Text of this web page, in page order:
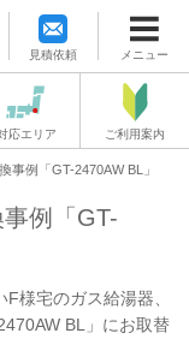
見積依頼 メニュー
応エリア ご利用案内
事例「GT-2470AW BL」
例「GT-
様宅のガス給湯器、
BL」にお取替